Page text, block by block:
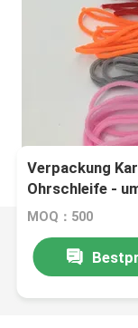
Verpackung
Ohrschleife -
MOQ：500